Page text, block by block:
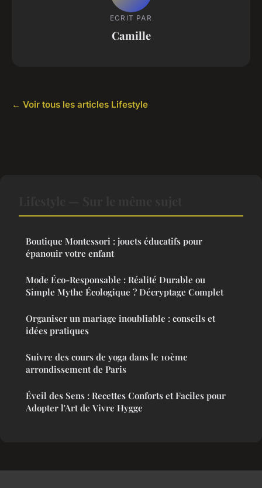
ECRIT PAR
Camille
← Voir tous les articles Lifestyle
Boutique Montessori : jouets éducatifs pour
épanouir votre enfant
Mode Éco-Responsable : Réalité Durable ou
Simple Mythe Écologique ? Décryptage Complet
Organiser un mariage inoubliable : conseils et
idées pratiques
Suivre des cours de yoga dans le 10ème
arrondissement de Paris
Éveil des Sens : Recettes Conforts et Faciles pour
Adopter l'Art de Vivre Hygge